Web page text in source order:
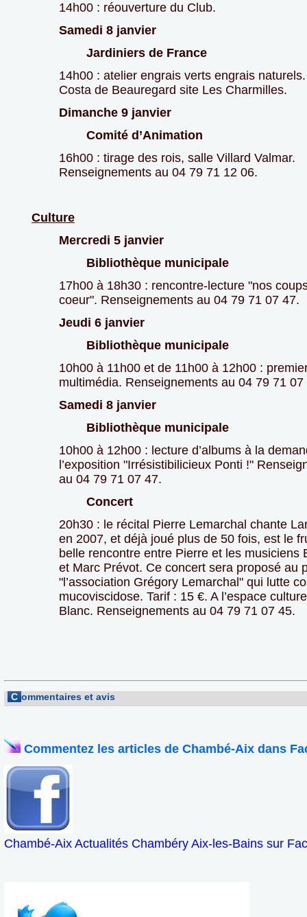
14h00 : réouverture du Club.
Samedi 8 janvier
Jardiniers de France
14h00 : atelier engrais verts engrais
Costa de Beauregard site Les Charmilles.
Dimanche 9 janvier
Comité d’Animation
16h00 : tirage des rois, salle Villard Valmar.
Renseignements au 04 79 71 12 06.
Culture
Mercredi 5 janvier
Bibliothèque municipale
17h00 à 18h30 : rencontre-lecture "nos
coeur". Renseignements au 04 79 71 07 47.
Jeudi 6 janvier
Bibliothèque municipale
10h00 à 11h00 et de 11h00 à 12h00 :
multimédia. Renseignements au 04 79 71 07
Samedi 8 janvier
Bibliothèque municipale
10h00 à 12h00 : lecture d’albums à la
l’exposition "Irrésistibilicieux Ponti !"
au 04 79 71 07 47.
Concert
20h30 : le récital Pierre Lemarchal chante
en 2007, et déjà joué plus de 50 fois, est le
belle rencontre entre Pierre et les musiciens
et Marc Prévot. Ce concert sera proposé au
"l’association Grégory Lemarchal" qui lutte
mucoviscidose. Tarif : 15 €. A l’espace
Blanc. Renseignements au 04 79 71 07 45.
C ommentaires et avis
Commentez les articles de Chambé-Aix dans
Chambé-Aix Actualités Chambéry Aix-les-Bains sur